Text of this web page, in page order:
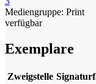
Mediengruppe: Print
verfügbar
Exemplare
Zweigstelle